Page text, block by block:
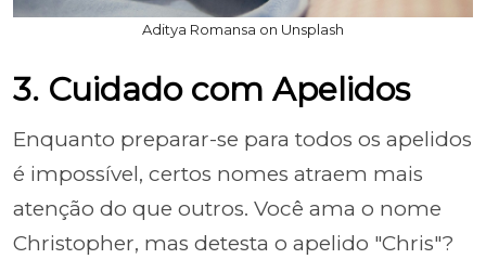
Aditya Romansa on Unsplash
3. Cuidado com Apelidos
Enquanto preparar-se para todos os apelidos
é impossível, certos nomes atraem mais
atenção do que outros. Você ama o nome
Christopher, mas detesta o apelido "Chris"?